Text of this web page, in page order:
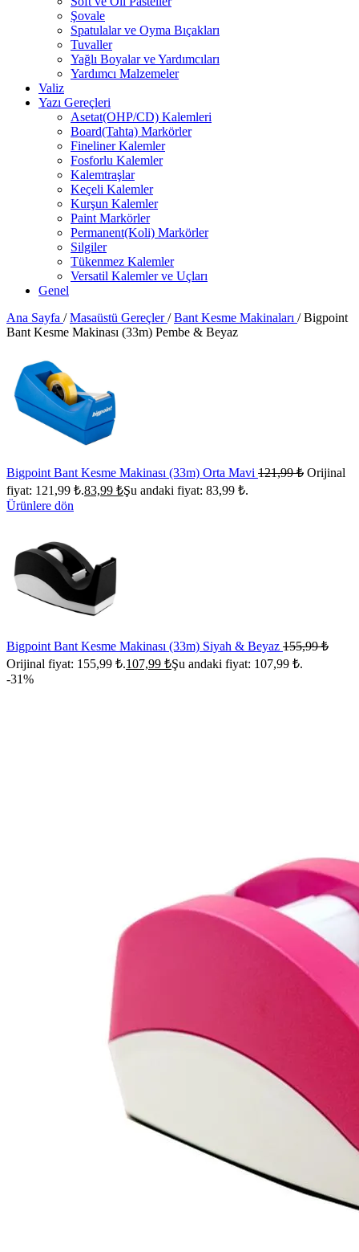
Şovale
Spatulalar ve Oyma Bıçakları
Tuvaller
Yağlı Boyalar ve Yardımcıları
Yardımcı Malzemeler
Valiz
Yazı Gereçleri
Asetat(OHP/CD) Kalemleri
Board(Tahta) Markörler
Fineliner Kalemler
Fosforlu Kalemler
Kalemtraşlar
Keçeli Kalemler
Kurşun Kalemler
Paint Markörler
Permanent(Koli) Markörler
Silgiler
Tükenmez Kalemler
Versatil Kalemler ve Uçları
Genel
Ana Sayfa / Masaüstü Gereçler/ Bant Kesme Makinaları / Bigpoint
Bant Kesme Makinası (33m) Pembe & Beyaz
Bigpoint Bant Kesme Makinası (33m) Orta Mavi 121,99₺ Orijinal
fiyat: 121,99 ₺.83,99 ₺Şu andaki fiyat: 83,99 ₺.
Ürünlere dön
Bigpoint Bant Kesme Makinası (33m) Siyah & Beyaz 155,99₺
Orijinal fiyat: 155,99 ₺.107,99 ₺Şu andaki fiyat: 107,99 ₺.
-31%